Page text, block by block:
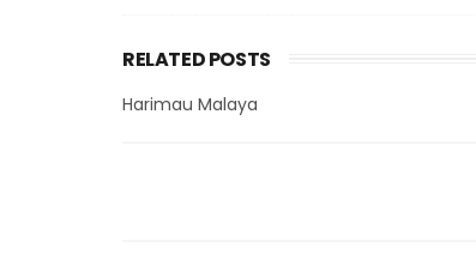
RELATED POSTS
Harimau Malaya